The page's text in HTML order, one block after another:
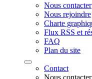
Nous contacter
Nous rejoindre
Charte
Flux RSS et
FAQ
Plan du site
Contact
Nous contacter